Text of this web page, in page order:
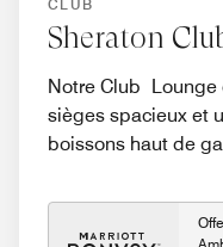
CLUB
Sheraton
Notre Club Lounge
sièges spacieux et
boissons haut de